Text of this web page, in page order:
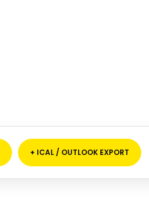
+ ICAL / OUTLOOK EXPORT